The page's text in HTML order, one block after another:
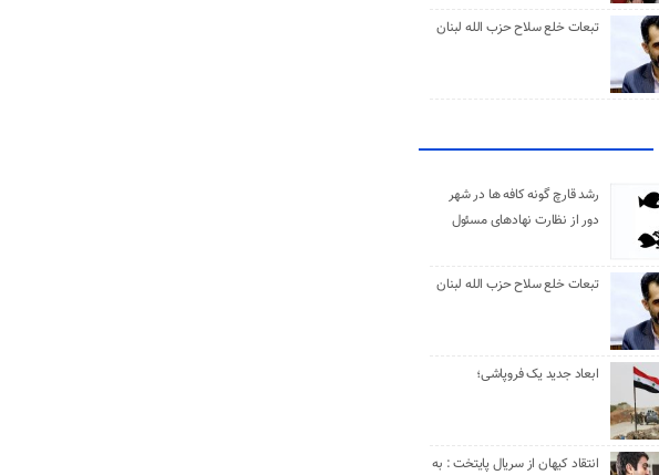
تبعات خلع سلاح حزب الله لبنان
رشد قارچ گونه کافه ها در شهر
دور از نظارت نهادهای مسئول
تبعات خلع سلاح حزب الله لبنان
ابعاد جدید یک فروپاشی؛
انتقاد کیهان از سریال پایتخت : به